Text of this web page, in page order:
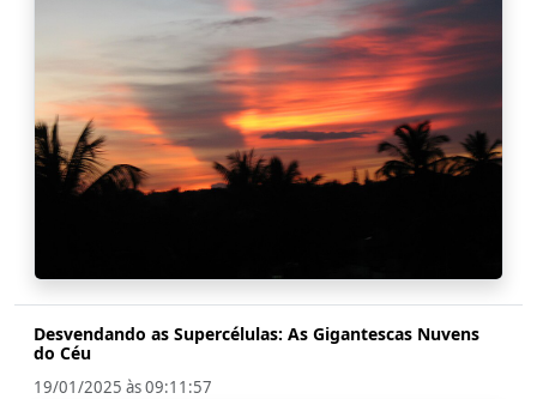
Desvendando as Supercélulas: As Gigantescas Nuvens
do Céu
19/01/2025 às 09:11:57